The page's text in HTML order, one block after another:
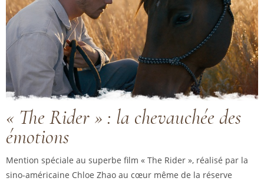
« The Rider » : la chevauchée des
émotions
Mention spéciale au superbe film « The Rider », réalisé par la
sino-américaine Chloe Zhao au cœur même de la réserve